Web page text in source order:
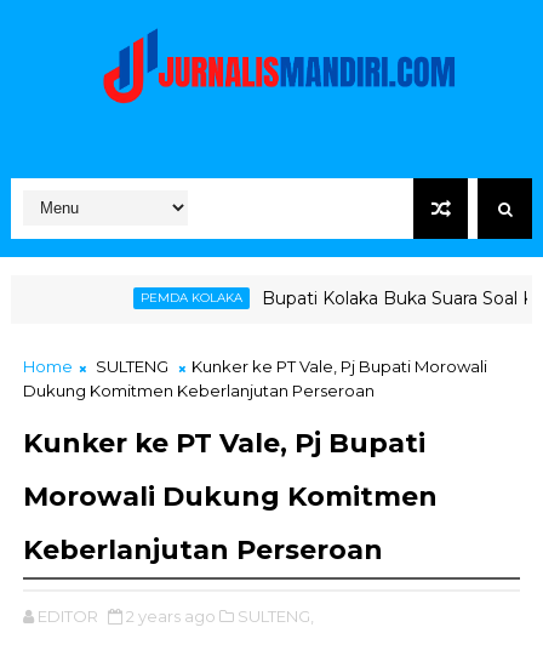
Bupati Kolaka Buka Suara Soal Ketegangan
Home SULTENG
Kunker ke PT Vale, Pj Bupati Morowali
Dukung Komitmen Keberlanjutan Perseroan
Kunker ke PT Vale, Pj Bupati
Morowali Dukung Komitmen
Keberlanjutan Perseroan
EDITOR 2 years ago SULTENG,